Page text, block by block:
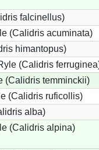
falcinellus)
(Calidris acuminata)
himantopus)
(Calidris
(Calidris temminckii)
(Calidris ruficollis)
alba)
(Calidris alpina)